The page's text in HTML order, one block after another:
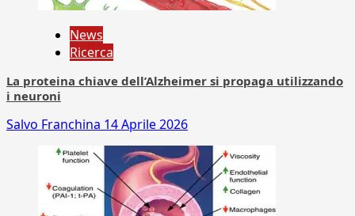
News
Ricerca
La proteina chiave dell’Alzheimer si propaga utilizzando
i neuroni
Salvo Franchina 14 Aprile 2026